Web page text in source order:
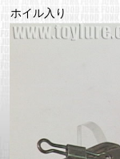
ホイル入り